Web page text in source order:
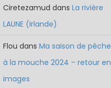
Ciretezamud dansLa rivière
LAUNE (Irlande)
Flou dansMa saison de pêche
à la mouche 2024 – retour en
images